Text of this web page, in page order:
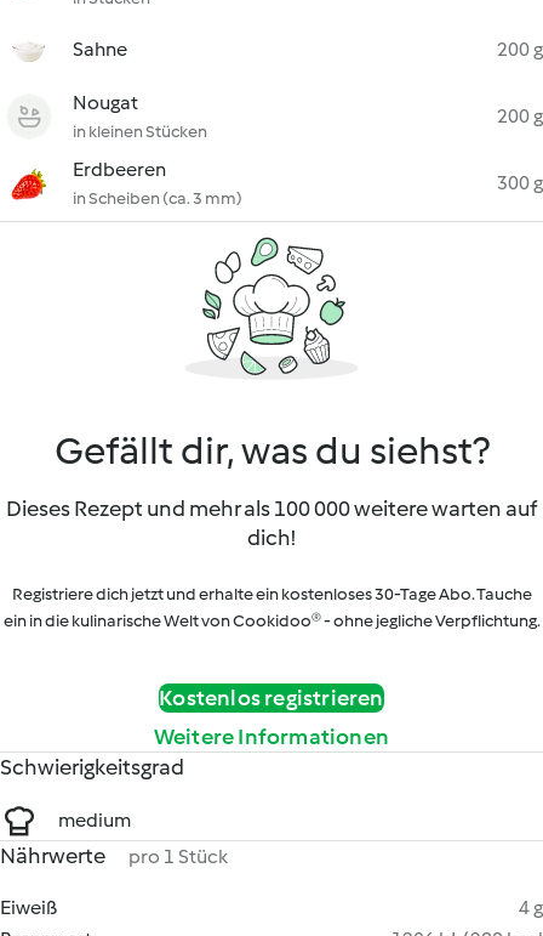
Sahne 200 g
Nougat
in kleinen Stücken
200 g
Erdbeeren
in Scheiben (ca. 3 mm)
300 g
Gefällt dir, was du siehst?
Dieses Rezept und mehr als 100 000 weitere warten auf
dich!
Registriere dich jetzt und erhalte ein kostenloses 30-Tage Abo. Tauche
ein in die kulinarische Welt von Cookidoo® - ohne jegliche Verpflichtung.
Kostenlos registrieren
Weitere Informationen
Schwierigkeitsgrad
medium
Nährwerte pro 1 Stück
Eiweiß
4 g